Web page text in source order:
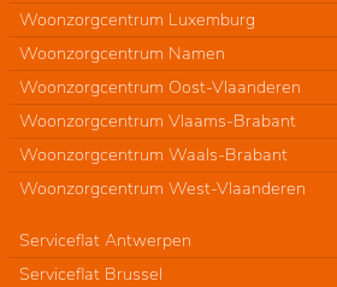
Woonzorgcentrum Luxemburg
Woonzorgcentrum Namen
Woonzorgcentrum Oost-Vlaanderen
Woonzorgcentrum Vlaams-Brabant
Woonzorgcentrum Waals-Brabant
Woonzorgcentrum West-Vlaanderen
Serviceflat Antwerpen
Serviceflat Brussel